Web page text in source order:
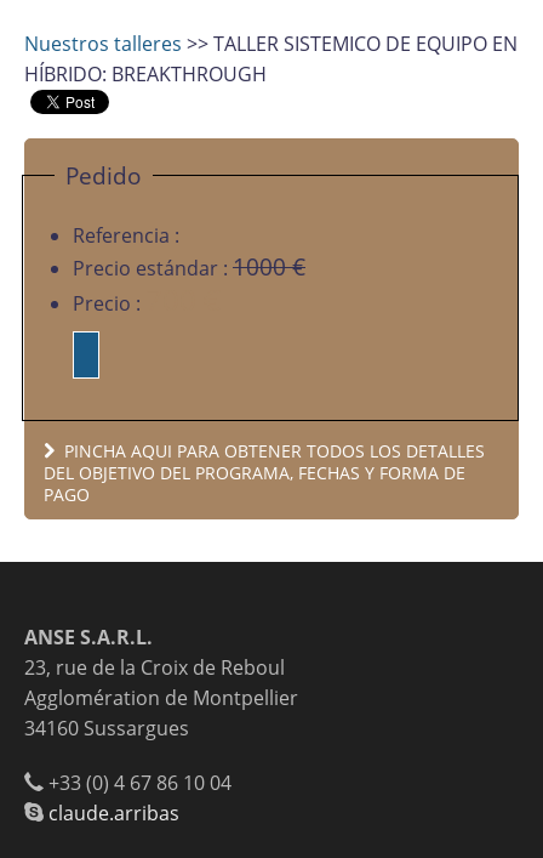
Nuestros talleres >> TALLER SISTEMICO DE EQUIPO EN
HÍBRIDO: BREAKTHROUGH
Pedido
Referencia :
Precio estándar : 1000 €
Precio :
PINCHA AQUI PARA OBTENER TODOS LOS DETALLES
DEL OBJETIVO DEL PROGRAMA, FECHAS Y FORMA DE
PAGO
ANSE S.A.R.L.
23, rue de la Croix de Reboul
Agglomération de Montpellier
34160 Sussargues
+33 (0) 4 67 86 10 04
claude.arribas